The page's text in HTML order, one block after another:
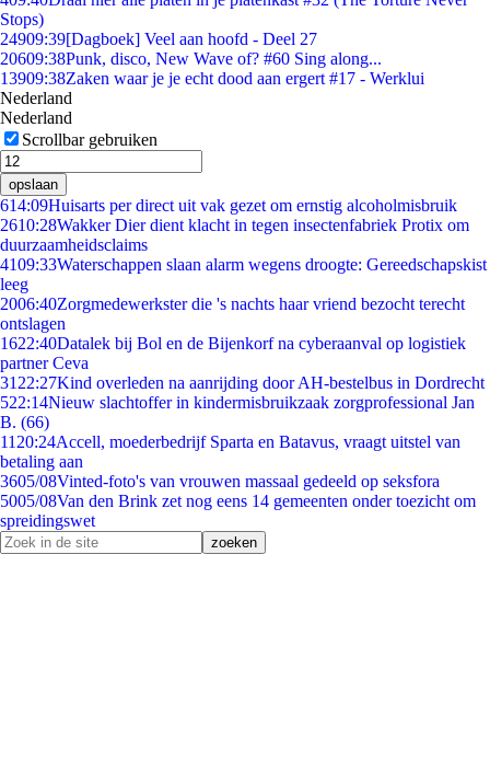
Stops)
24909:39[Dagboek] Veel aan hoofd - Deel 27
20609:38Punk, disco, New Wave of? #60 Sing along...
13909:38Zaken waar je je echt dood aan ergert #17 - Werklui
Nederland
Nederland
Scrollbar gebruiken
opslaan
614:09Huisarts per direct uit vak gezet om ernstig alcoholmisbruik
2610:28Wakker Dier dient klacht in tegen insectenfabriek Protix om
duurzaamheidsclaims
4109:33Waterschappen slaan alarm wegens droogte: Gereedschapskist
leeg
2006:40Zorgmedewerkster die 's nachts haar vriend bezocht terecht
ontslagen
1622:40Datalek bij Bol en de Bijenkorf na cyberaanval op logistiek
partner Ceva
31 22:27Kind overleden na aanrijding door AH-bestelbus in Dordrecht
522:14Nieuw slachtoffer in kindermisbruikzaak zorgprofessional Jan
B. (66)
11 20:24Accell, moederbedrijf Sparta en Batavus, vraagt uitstel van
betaling aan
3605/08Vinted-foto's van vrouwen massaal gedeeld op seksfora
5005/08Van den Brink zet nog eens 14 gemeenten onder toezicht om
spreidingswet